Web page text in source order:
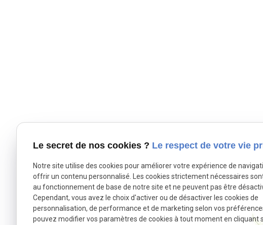
Massage
Le secret de nos cookies ? Le respect de votre vie
Notre site utilise des cookies pour améliorer votre expérience de
offrir un contenu personnalisé. Les cookies strictement nécessaires
au fonctionnement de base de notre site et ne peuvent pas être
Cependant, vous avez le choix d'activer ou de désactiver les cookies de
personnalisation, de performance et de marketing selon vos
pouvez modifier vos paramètres de cookies à tout moment en cliquant